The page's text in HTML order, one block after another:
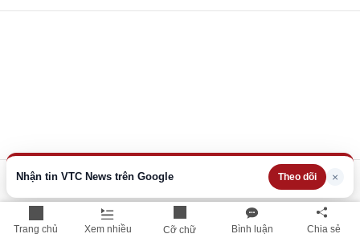
Trang chủ Xem nhiều Cỡ chữ Bình luận Chia sẻ
Nhận tin VTC News trên Google Theo dõi ×